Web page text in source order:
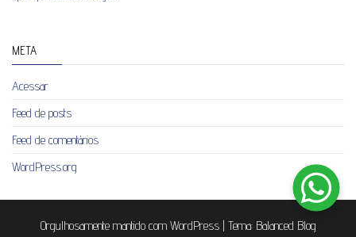
META
Acessar
Feed de posts
Feed de comentários
WordPress.org
Orgulhosamente mantido com WordPress Tema: Balanced Blog